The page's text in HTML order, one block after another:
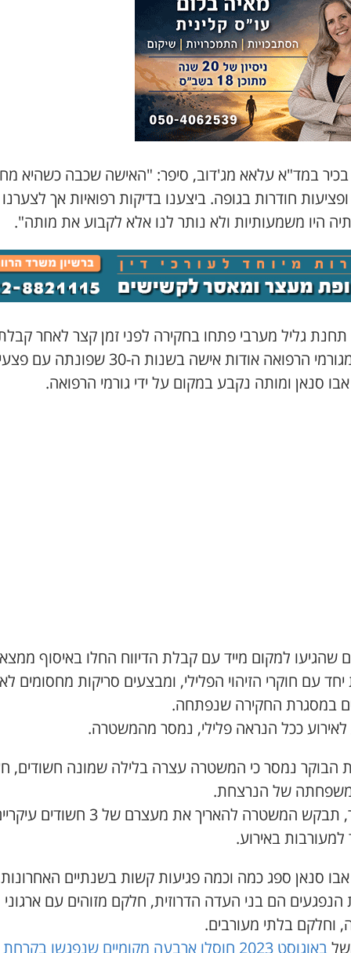
במד"אעלאא מג'דוב, סיפר: "האישה שכבה כשהיא
חודרות בגופה. ביצענו בדיקות רפואיות אך
היו משמעותיות ולא נותר לנו אלא לקבוע את מותה".
תחנת גליל מערבי פתחו בחקירה לפני זמן קצר לאחר
מגורמי הרפואה אודות אישה בשנות ה-30 שפונתה עם פצעי
סנאן ומותה נקבע במקום על ידי גורמי הרפואה.
שהגיעו למקום מייד עם קבלת הדיווח החלו באיסוף
יחד עם חוקרי הזיהוי הפלילי, ומבצעים סריקות מחסומים
במסגרת החקירה שנפתחה.
ככל הנראה פלילי, נמסר מהמשטרה.
הבוקר נמסר כי המשטרהעצרה בלילה שמונה חשודים,
משפחתה של הנרצחת.
תבקש המשטרה להאריך את מעצרם של3 חשודים
באירוע.
סנאן ספג כמה וכמה פגיעות קשות בשנתיים
הנפגעים הם בני העדה הדרוזית, חלקם מזוהים עם ארגוני
וחלקם בלתי מעורבים.
באוגוסט 2023 חוסלו ארבעה מקומיים שנפגשו